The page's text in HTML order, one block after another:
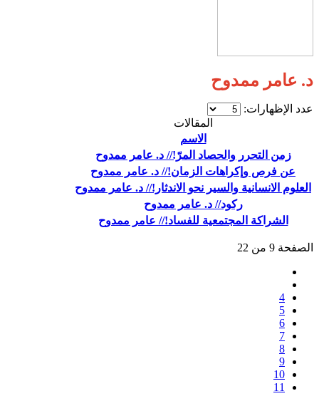
د. عامر ممدوح
عدد الإظهارات:
المقالات
الاسم
زمن التحرر والحصاد المرّ!// د. عامر ممدوح
عن فرص وإكراهات الزمان!// د. عامر ممدوح
العلوم الانسانية والسير نحو الاندثار!// د. عامر ممدوح
ركود// د. عامر ممدوح
الشراكة المجتمعية للفساد!// عامر ممدوح
الصفحة 9 من 22
4
5
6
7
8
9
10
11